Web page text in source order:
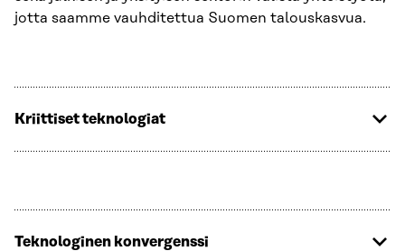
jotta saamme vauhditettua Suomen talouskasvua.
Kriittiset teknologiat
Teknologinen konvergenssi